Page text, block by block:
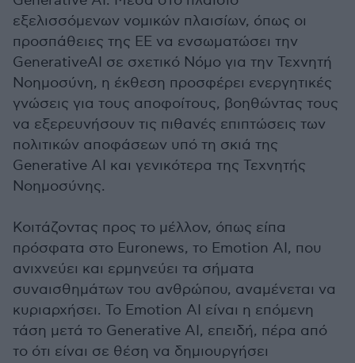
εξελισσόμενων νομικών πλαισίων, όπως οι
προσπάθειες της ΕΕ να ενσωματώσει την
GenerativeAI σε σχετικό Νόμο για την Τεχνητή
Νοημοσύνη, η έκθεση προσφέρει ενεργητικές
γνώσεις για τους αποφοίτους, βοηθώντας τους
να εξερευνήσουν τις πιθανές επιπτώσεις των
πολιτικών αποφάσεων υπό τη σκιά της
Generative AI και γενικότερα της Τεχνητής
Νοημοσύνης.
Κοιτάζοντας προς το μέλλον, όπως είπα
πρόσφατα στο Euronews, το Emotion AI, που
ανιχνεύει και ερμηνεύει τα σήματα
συναισθημάτων του ανθρώπου, αναμένεται να
κυριαρχήσει. Το Emotion AI είναι η επόμενη
τάση μετά το Generative AI, επειδή, πέρα από
το ότι είναι σε θέση να δημιουργήσει